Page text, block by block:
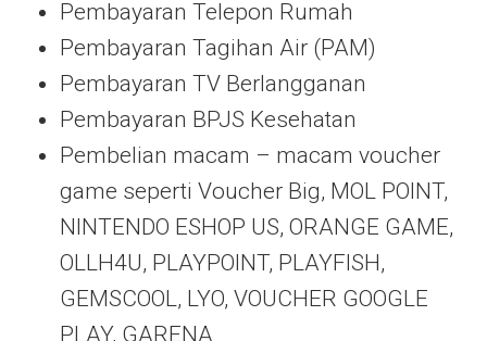
Pembayaran Telepon Rumah
Pembayaran Tagihan Air (PAM)
Pembayaran TV Berlangganan
Pembayaran BPJS Kesehatan
Pembelian macam – macam voucher
game seperti Voucher Big, MOL POINT,
NINTENDO ESHOP US, ORANGE GAME,
OLLH4U, PLAYPOINT, PLAYFISH,
GEMSCOOL, LYO, VOUCHER GOOGLE
PLAY, GARENA